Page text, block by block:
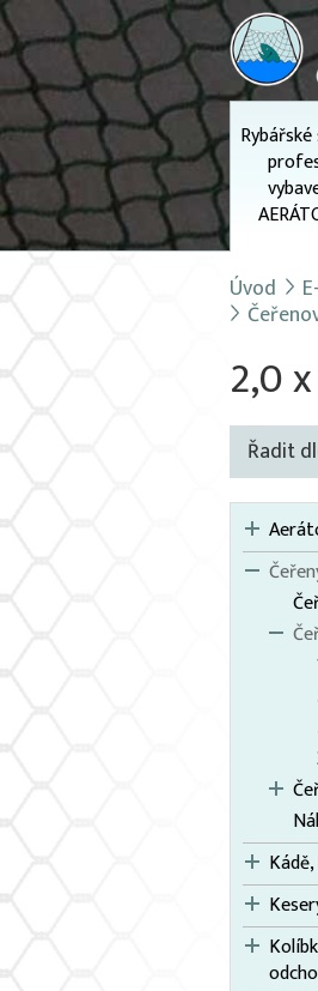
Úvod
2,0
Řadit